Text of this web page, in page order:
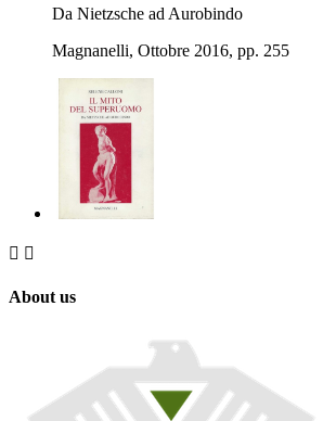
Da Nietzsche ad Aurobindo
Magnanelli, Ottobre 2016, pp. 255
 
About us